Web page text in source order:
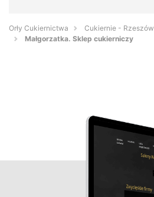
Orły Cukiernictwa
Cukiernie - Rzeszów
Małgorzatka. Sklep cukierniczy